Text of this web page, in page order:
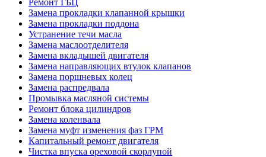
Замена прокладки клапанной крышки
Замена прокладки поддона
Устранение течи масла
Замена маслоотделителя
Замена вкладышей двигателя
Замена направляющих втулок клапанов
Замена поршневых колец
Замена распредвала
Промывка масляной системы
Ремонт блока цилиндров
Замена коленвала
Замена муфт изменения фаз ГРМ
Капитальный ремонт двигателя
Чистка впуска ореховой скорлупой